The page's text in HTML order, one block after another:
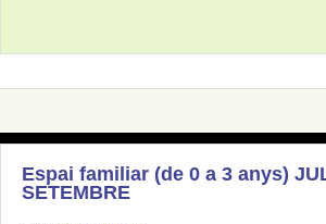
Espai familiar (de 0 a 3 anys)
SETEMBRE